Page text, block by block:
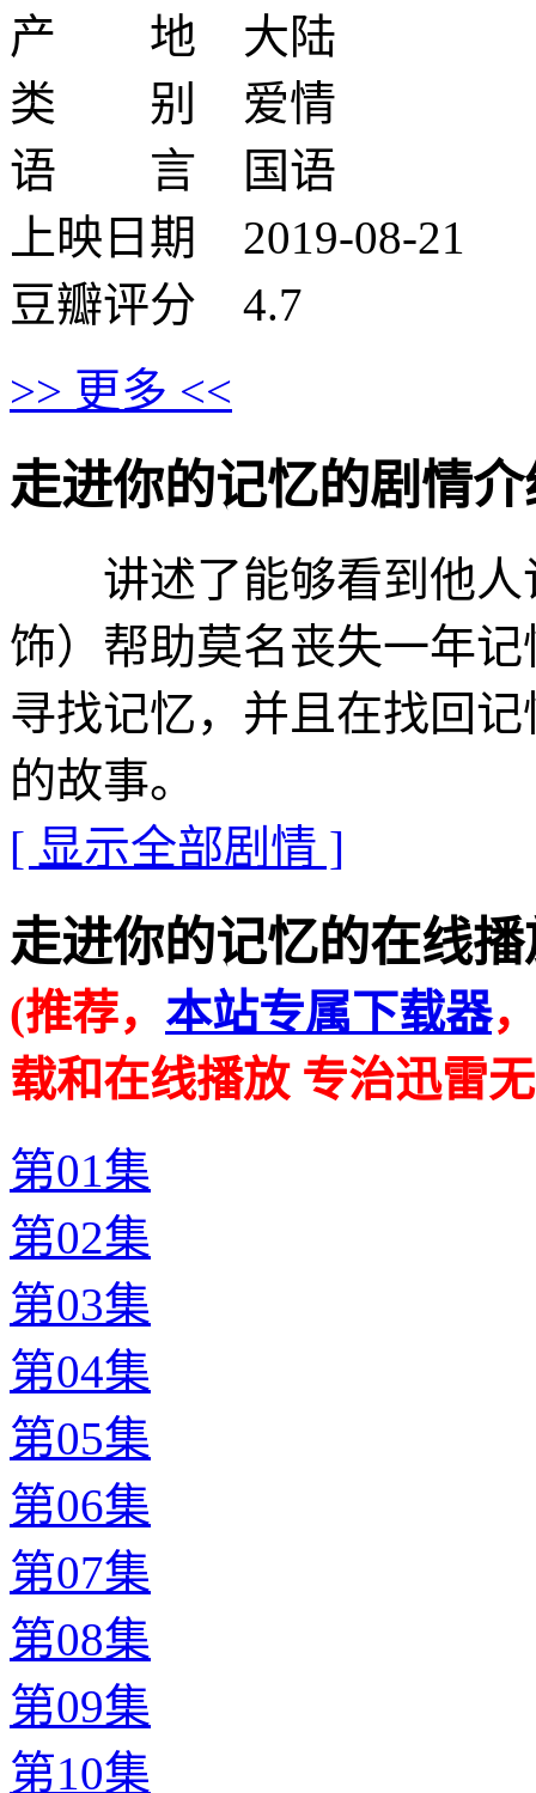
产 地 大陆
类 别 爱情
语 言 国语
上映日期 2019-08-21
豆瓣评分 4.7
>> 更多 <<
走进你的记忆的剧情介
讲述了能够看到他人
饰）帮助莫名丧失一年
寻找记忆，并且在找回
的故事。
[ 显示全部剧情 ]
走进你的记忆的在线播
(推荐， 本站专属下载器
载和在线播放 专治迅雷
第01集
第02集
第03集
第04集
第05集
第06集
第07集
第08集
第09集
第10集